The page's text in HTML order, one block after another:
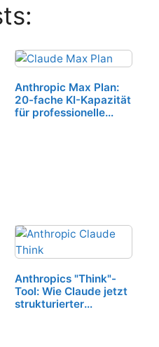
Anthropic Max Plan:
20-fache KI-Kapazität
für professionelle
Anthropics "Think"-
Tool: Wie Claude jetzt
strukturierter